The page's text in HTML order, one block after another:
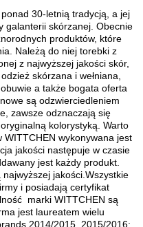
30-letnią tradycją, a jej
galanterii skórzanej. Obecnie
produktów, które
Należą do niej torebki z
z najwyższej jakości skór,
skórzana i wełniana,
a także bogata oferta
są odzwierciedleniem
zawsze odznaczają się
kolorystyką. Warto
wykonywana jest
jakości następuje w czasie
jest każdy produkt.
jakości.Wszystkie
i posiadają certyfikat
marki WITTCHEN są
jest laureatem wielu
2014/2015, 2015/2016;